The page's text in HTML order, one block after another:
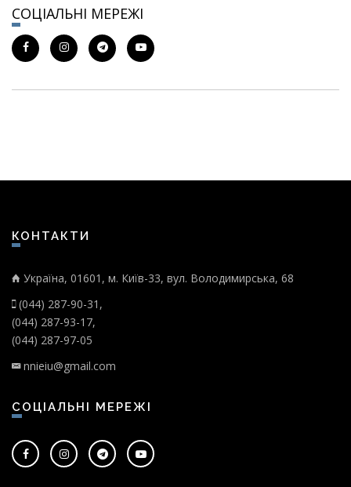
СОЦІАЛЬНІ МЕРЕЖІ
КОНТАКТИ
Україна, 01601, м. Київ-33, вул. Володимирська, 68
(044) 287-90-31,
(044) 287-93-17,
(044) 287-97-05
nnieiu@gmail.com
СОЦІАЛЬНІ МЕРЕЖІ